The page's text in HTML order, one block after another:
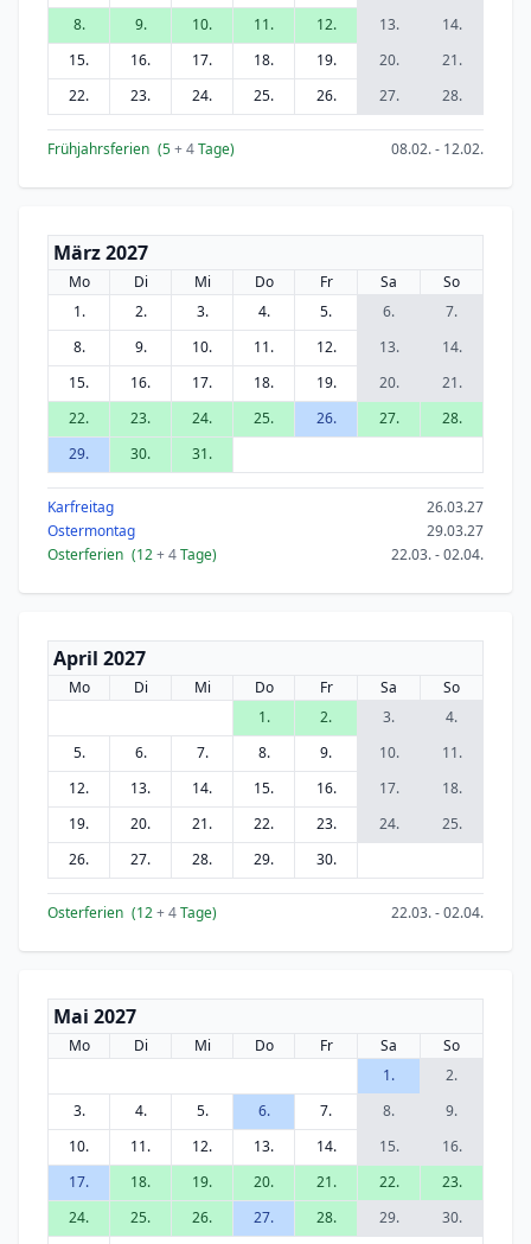
8.
9. 10. 11. 12. 13.
14.
15.
16. 17. 18. 19. 20.
21.
22.
23. 24. 25. 26. 27. 28.
Frühjahrsferien (5+ 4Tage) 08.02. - 12.02.
März 2027
Mo Di Mi Do Fr Sa
So
1.
2. 3. 4. 5. 6.
7.
8.
9. 10. 11. 12. 13.
14.
15.
16. 17. 18. 19. 20.
21.
22.
23. 24. 25. 26. 27.
28.
29.
30. 31.
Karfreitag
26.03.27
Ostermontag
29.03.27
Osterferien (12+ 4Tage) 22.03. - 02.04.
April 2027
Mo Di Mi Do Fr Sa
So
1.
2. 3.
4.
5.
6. 7. 8. 9. 10.
11.
12.
13. 14. 15. 16. 17.
18.
19.
20. 21. 22. 23. 24.
25.
26.
27. 28. 29. 30.
Osterferien (12+ 4Tage) 22.03. - 02.04.
Mai 2027
Mo Di Mi Do Fr Sa
So
1.
2.
3.
4. 5. 6. 7. 8.
9.
10.
11. 12. 13. 14. 15.
16.
17.
18. 19. 20. 21. 22.
23.
24.
25. 26. 27. 28. 29.
30.